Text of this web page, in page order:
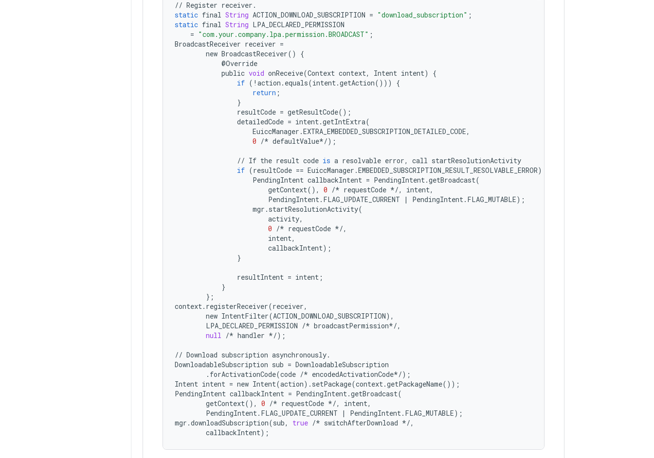
// Register receiver .
static final String ACTION_DOWNLOAD_SUBSCRIPTION = "download_subscription" ;
static final String LPA_DECLARED_PERMISSION
= "com.your.company.lpa.permission.BROADCAST" ;
BroadcastReceiver receiver =
new BroadcastReceiver()
{
@Override
public void onReceive(Context context, Intent intent)
{
if ( ! action . equals(intent.getAction()))
{
return ;
}
resultCode = getResultCode();
detailedCode = intent.getIntExtra(
EuiccManager .EXTRA_EMBEDDED_SUBSCRIPTION_DETAILED_CODE,
0 /* defaultValue*/);
// If the result code is a resolvable error, call startResolutionActivity
if (resultCode == EuiccManager .EMBEDDED_SUBSCRIPTION_RESULT_RESOLVABLE_ERROR)
PendingIntent callbackIntent = PendingIntent.getBroadcast(
getContext(), 0 /* requestCode */, intent,
PendingIntent. FLAG_UPDATE_CURRENT | PendingIntent. FLAG_MUTABLE);
mgr . startResolutionActivity(
activity,
0 /* requestCode */,
intent,
callbackIntent);
}
resultIntent = intent ;
}
};
context. registerReceiver(receiver,
new IntentFilter(ACTION_DOWNLOAD_SUBSCRIPTION),
LPA_DECLARED_PERMISSION /* broadcastPermission*/,
null /* handler */);
// Download subscription asynchronously.
DownloadableSubscription sub = DownloadableSubscription
. forActivationCode(code /* encodedActivationCode*/);
Intent intent = new Intent(action) . setPackage(context.getPackageName());
PendingIntent callbackIntent = PendingIntent.getBroadcast(
getContext(), 0 /* requestCode */, intent,
PendingIntent. FLAG_UPDATE_CURRENT | PendingIntent. FLAG_MUTABLE);
mgr .downloadSubscription(sub, true /* switchAfterDownload */,
callbackIntent);